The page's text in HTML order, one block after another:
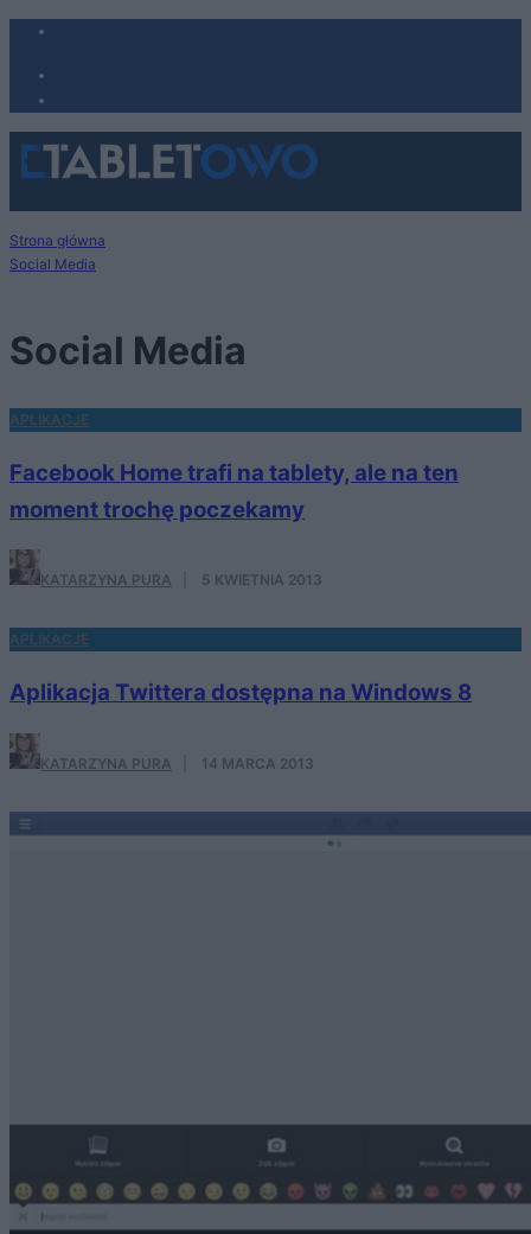
Strona główna
Social Media
Social Media
APLIKACJE
Facebook Home trafi na tablety, ale na ten
moment trochę poczekamy
KATARZYNA PURA 5 KWIETNIA 2013
APLIKACJE
Aplikacja Twittera dostępna na Windows 8
KATARZYNA PURA 14 MARCA 2013